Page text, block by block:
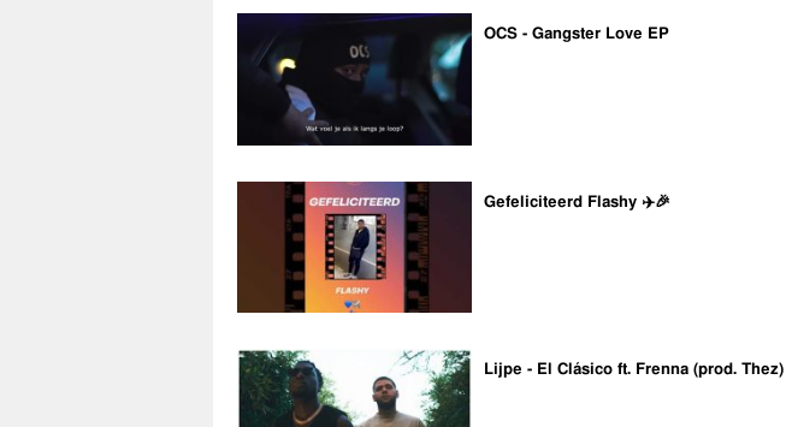
OCS - Gangster Love EP
Gefeliciteerd Flashy ✈️🎉
Lijpe - El Clásico ft. Frenna (prod. Thez)